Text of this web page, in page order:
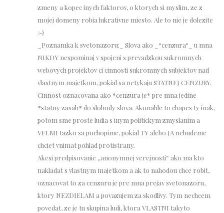
zmeny a kopec inych faktorov, o ktorych si myslim, ze z
mojej domeny robia lukrativne miesto. Ale to nie je dolezite
:-)
_Poznamka k svetonazoru:_ Slova ako _“cenzura“_ u mna
NIKDY nespominaj v spojeni s prevadzkou sukromnych
webovych projektov ci cinnosti sukromnych subjektov nad
vlastnym majetkom, pokial sa netykaju STATNEJ CENZURY.
Cinnost oznacovana ako *cenzura je* pre mna jedine
*statny zasah* do slobody slova. Akonahle to chapes ty inak,
potom sme proste ludia s inym politickym zmyslanim a
VELMI tazko sa pochopime, pokial TY alebo JA nebudeme
chciet vnimat pohlad protistrany.
Akesi predpisovanie „anonymnej verejnosti“ ako ma kto
nakladat s vlastnym majetkom a ak to nahodou chce robit,
oznacovat to za cenzuru je pre mna prejav svetonazoru,
ktory NEZDIELAM a povazujem za skodlivy. Tym nechcem
povedat, ze je tu skupina ludi, ktora VLASTNI takyto